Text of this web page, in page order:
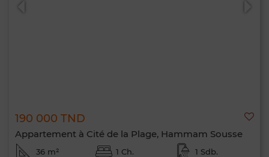
190 000 TND
Appartement à Cité de la Plage, Hammam Sousse
36 m² 1 Ch. 1 Sdb.